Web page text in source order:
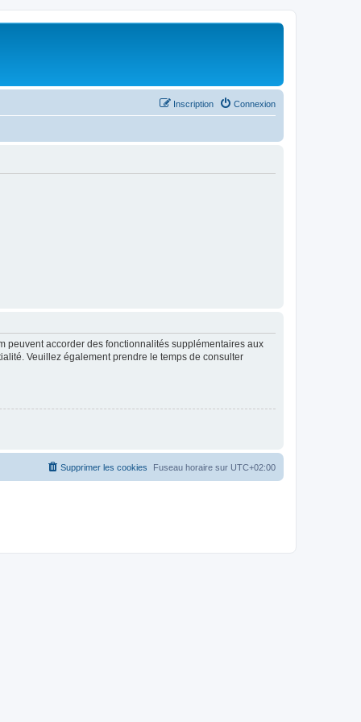
Connexion
Inscription
peuvent accorder des fonctionnalités supplémentaires aux
Veuillez également prendre le temps de consulter
Fuseau horaire sur UTC+02:00
Supprimer les cookies